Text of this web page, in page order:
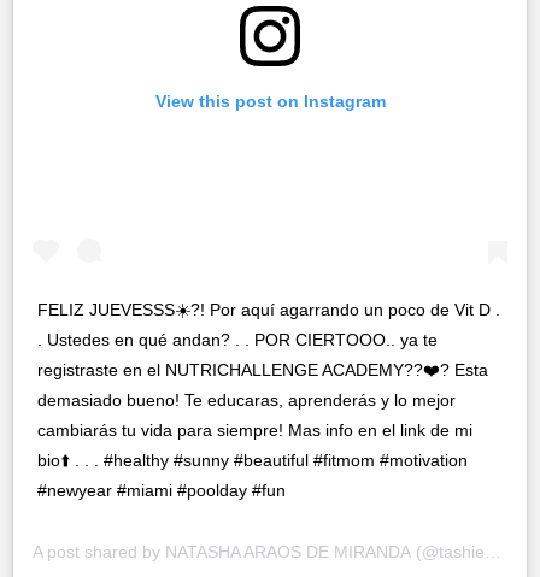
View this post on Instagram
FELIZ JUEVESSS☀️?! Por aquí agarrando un poco de Vit D .
. Ustedes en qué andan? . . POR CIERTOOO.. ya te
registraste en el NUTRICHALLENGE ACADEMY??❤️? Esta
demasiado bueno! Te educaras, aprenderás y lo mejor
cambiarás tu vida para siempre! Mas info en el link de mi
bio⬆️ . . . #healthy #sunny #beautiful #fitmom #motivation
#newyear #miami #poolday #fun
A post shared by NATASHA ARAOS DE MIRANDA (@tashie_net) on